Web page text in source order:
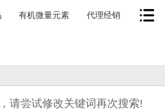
有机微量元素 代理经销
请尝试修改关键词再次搜索!